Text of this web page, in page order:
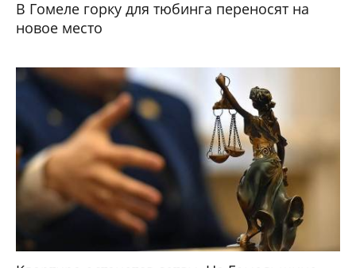
В Гомеле горку для тюбинга переносят на
новое место